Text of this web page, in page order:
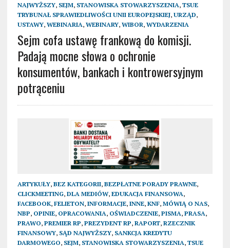
NAJWYŻSZY, SEJM, STANOWISKA STOWARZYSZENIA, TSUE
TRYBUNAŁ SPRAWIEDLIWOŚCI UNII EUROPEJSKIEJ, URZĄD,
USTAWY, WEBINARIA, WEBINARY, WIBOR, WYDARZENIA
Sejm cofa ustawę frankową do komisji.
Padają mocne słowa o ochronie
konsumentów, bankach i kontrowersyjnym
potrąceniu
ARTYKUŁY, BEZ KATEGORII, BEZPŁATNE PORADY PRAWNE,
CLICKMEETING, DLA MEDIÓW, EDUKACJA FINANSOWA,
FACEBOOK, FELIETON, INFORMACJE, INNE, KNF, MÓWIĄ O NAS,
NBP, OPINIE, OPRACOWANIA, OŚWIADCZENIE, PISMA, PRASA,
PRAWO, PREMIER RP, PREZYDENT RP, RAPORT, RZECZNIK
FINANSOWY, SĄD NAJWYŻSZY, SANKCJA KREDYTU
DARMOWEGO, SEJM, STANOWISKA STOWARZYSZENIA, TSUE